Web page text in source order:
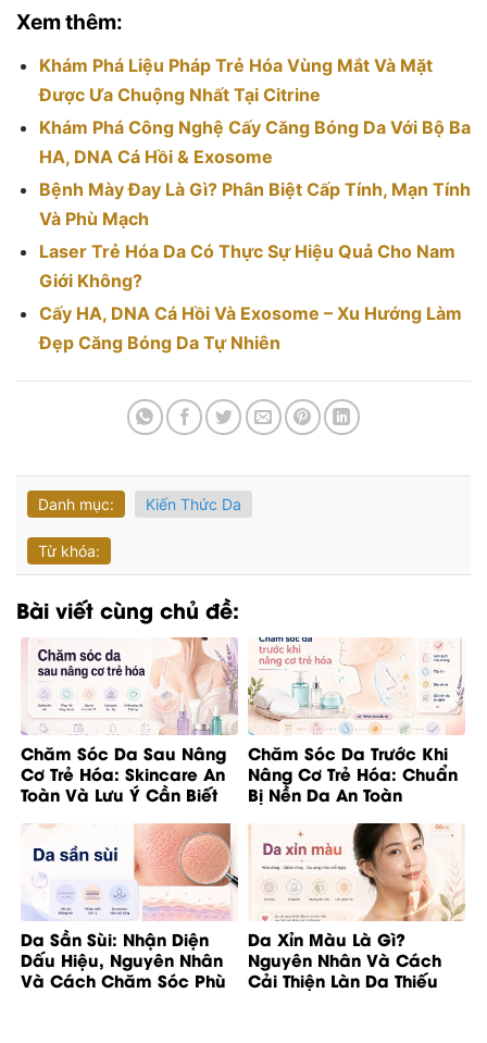
Xem thêm:
Khám Phá Liệu Pháp Trẻ Hóa Vùng Mắt Và Mặt
Được Ưa Chuộng Nhất Tại Citrine
Khám Phá Công Nghệ Cấy Căng Bóng Da Với Bộ Ba
HA, DNA Cá Hồi & Exosome
Bệnh Mày Đay Là Gì? Phân Biệt Cấp Tính, Mạn Tính
Và Phù Mạch
Laser Trẻ Hóa Da Có Thực Sự Hiệu Quả Cho Nam
Giới Không?
Cấy HA, DNA Cá Hồi Và Exosome – Xu Hướng Làm
Đẹp Căng Bóng Da Tự Nhiên
Danh mục: Kiến Thức Da
Từ khóa:
Bài viết cùng chủ đề:
Chăm Sóc Da Sau Nâng
Cơ Trẻ Hóa: Skincare An
Toàn Và Lưu Ý Cần Biết
Chăm Sóc Da Trước Khi
Nâng Cơ Trẻ Hóa: Chuẩn
Bị Nền Da An Toàn
Da Sần Sùi: Nhận Diện
Dấu Hiệu, Nguyên Nhân
Và Cách Chăm Sóc Phù
Da Xỉn Màu Là Gì?
Nguyên Nhân Và Cách
Cải Thiện Làn Da Thiếu